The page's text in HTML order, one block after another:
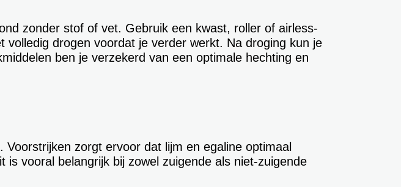
zonder stof of vet. Gebruik een kwast, roller of airless-
drogen voordat je verder werkt. Na droging kun je
ben je verzekerd van een optimale hechting en
zorgt ervoor dat lijm en egaline optimaal
vooral belangrijk bij zowel zuigende als niet-zuigende